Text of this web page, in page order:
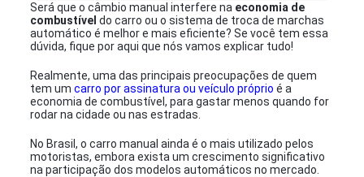
Será que o câmbio manual interfere na economia de
combustível do carro ou o sistema de troca de marchas
automático é melhor e mais eficiente? Se você tem essa
dúvida, fique por aqui que nós vamos explicar tudo!
Realmente, uma das principais preocupações de quem
tem umcarro por assinatura ou veículo próprio é a
economia de combustível, para gastar menos quando for
rodar na cidade ou nas estradas.
No Brasil, o carro manual ainda é o mais utilizado pelos
motoristas, embora exista um crescimento significativo
na participação dos modelos automáticos no mercado.